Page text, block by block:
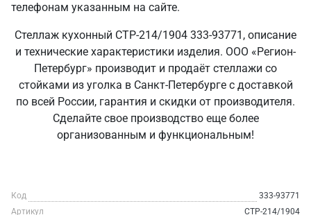
телефонам указанным на сайте.
Стеллаж кухонный СТР-214/1904 333-93771, описание
и технические характеристики изделия. ООО «Регион-
Петербург» производит и продаёт стеллажи со
стойками из уголка в Санкт‑Петербурге с доставкой
по всей России, гарантия и скидки от производителя.
Сделайте свое производство еще более
организованным и функциональным!
Код
333-93771
Артикул
СТР-214/1904